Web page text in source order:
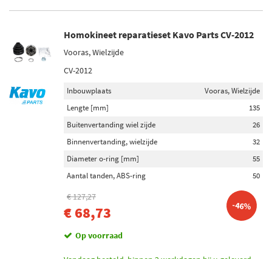
Homokineet reparatieset Kavo Parts CV-2012
Vooras, Wielzijde
CV-2012
Inbouwplaats
Vooras, Wielzijde
Lengte [mm]
135
Buitenvertanding wiel zijde
26
Binnenvertanding, wielzijde
32
Diameter o-ring [mm]
55
Aantal tanden, ABS-ring
50
€ 127,27
€ 68,73 -46%
Op voorraad